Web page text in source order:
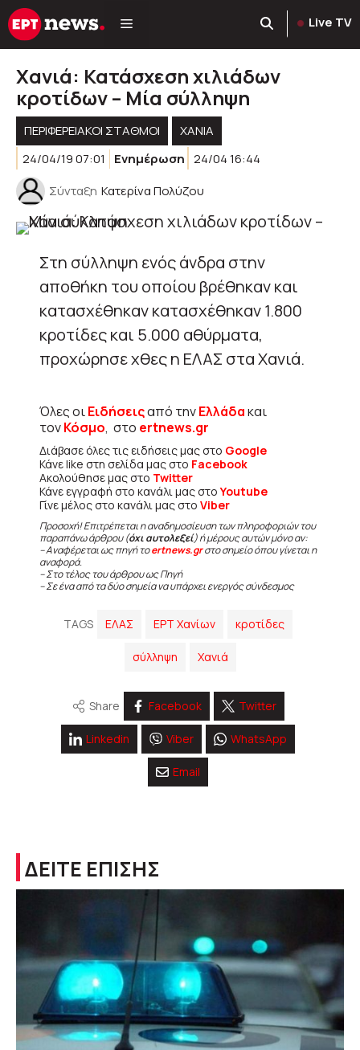
Μετάβαση
σε
Live TV
Χανιά: Κατάσχεση χιλιάδων
κροτίδων – Μία σύλληψη
ΠΕΡΙΦΕΡΕΙΑΚΟΊ ΣΤΑΘΜΟΊ
ΧΑΝΙΑ
24/04/19 07:01
Ενημέρωση 24/04 16:44
Σύνταξη Κατερίνα Πολύζου
Στη σύλληψη ενός άνδρα στην
αποθήκη του οποίου βρέθηκαν και
κατασχέθηκαν κατασχέθηκαν 1.800
κροτίδες και 5.000 αθύρματα,
προχώρησε χθες η ΕΛΑΣ στα Χανιά.
Όλες οιΕιδήσειςαπό τηνΕλλάδακαι
τονΚόσμο, στο ertnews.gr
Διάβασε όλες τις ειδήσεις μας στο Google
Κάνε like στη σελίδα μας στο Facebook
Ακολούθησε μας στο Twitter
Κάνε εγγραφή στο κανάλι μας στοYoutube
Γίνε μέλος στο κανάλι μας στο Viber
Προσοχή! Επιτρέπεται η αναδημοσίευση των πληροφοριών του
παραπάνω άρθρου (όχι αυτολεξεί) ή μέρους αυτών μόνο αν:
– Αναφέρεται ως πηγή τοertnews.grστο σημείο όπου γίνεται η
αναφορά.
– Στο τέλος του άρθρου ως Πηγή
– Σε ένα από τα δύο σημεία να υπάρχει ενεργός σύνδεσμος
TAGS ΕΛΑΣ ΕΡΤ Χανίων κροτίδες
σύλληψη Χανιά
Share Facebook Twitter
Linkedin Viber WhatsApp
Email
ΔΕΙΤΕ ΕΠΙΣΗΣ